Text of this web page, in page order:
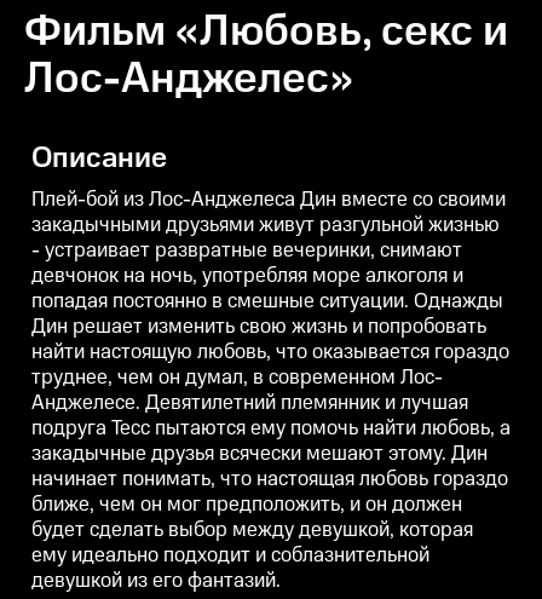
Фильм «Любовь, секс и
Лос-Анджелес»
Описание
Плей-бой из Лос-Анджелеса Дин вместе со своими
закадычными друзьями живут разгульной жизнью
- устраивает развратные вечеринки, снимают
девчонок на ночь, употребляя море алкоголя и
попадая постоянно в смешные ситуации. Однажды
Дин решает изменить свою жизнь и попробовать
найти настоящую любовь, что оказывается гораздо
труднее, чем он думал, в современном Лос-
Анджелесе. Девятилетний племянник и лучшая
подруга Тесс пытаются ему помочь найти любовь, а
закадычные друзья всячески мешают этому. Дин
начинает понимать, что настоящая любовь гораздо
ближе, чем он мог предположить, и он должен
будет сделать выбор между девушкой, которая
ему идеально подходит и соблазнительной
девушкой из его фантазий.